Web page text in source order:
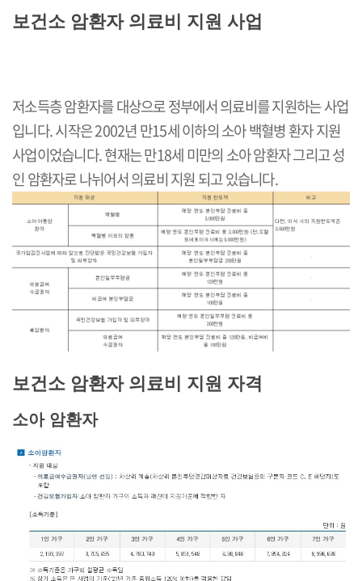
보건소 암환자 의료비 지원 사업
저소득층 암환자를 대상으로 정부에서 의료비를 지원하는 사업
입니다. 시작은 2002년 만15세 이하의 소아 백혈병 환자 지원
사업이었습니다. 현재는 만18세 미만의 소아 암환자 그리고 성
인 암환자로 나뉘어서 의료비 지원 되고 있습니다.
보건소 암환자 의료비 지원 자격
소아 암환자